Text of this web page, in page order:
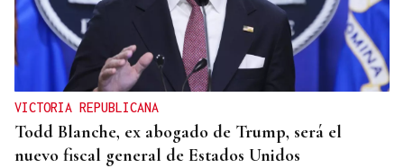
VICTORIA REPUBLICANA
Todd Blanche, ex abogado de Trump, será el
nuevo fiscal general de Estados Unidos